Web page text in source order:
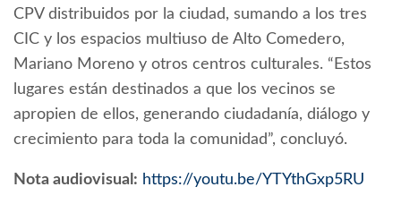
CPV distribuidos por la ciudad, sumando a los tres
CIC y los espacios multiuso de Alto Comedero,
Mariano Moreno y otros centros culturales. “Estos
lugares están destinados a que los vecinos se
apropien de ellos, generando ciudadanía, diálogo y
crecimiento para toda la comunidad”, concluyó.
Nota audiovisual: https://youtu.be/YTYthGxp5RU